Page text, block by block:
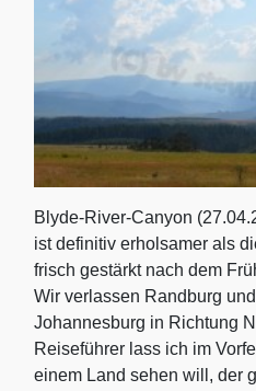
Blyde-River-Canyon
ist definitiv erholsamer als
frisch gestärkt nach dem
Wir verlassen Randburg
Johannesburg in Richtung
Reiseführer lass ich im
einem Land sehen will, der